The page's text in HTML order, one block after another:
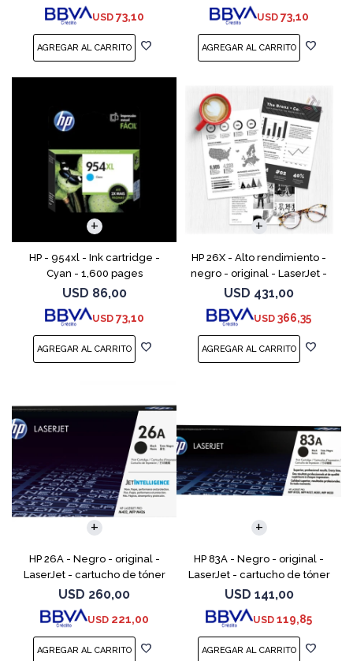
USD 73,10 USD 73,10
HP - 954xl - Ink cartridge -
Cyan - 1,600 pages
USD 86,00
USD 73,10
HP 26X - Alto rendimiento -
negro - original - LaserJet -
cartucho de tóner (CF226X) -
para LaserJet Pro M402, MFP
M426
USD 431,00
USD 366,35
HP 26A - Negro - original -
LaserJet - cartucho de tóner
(CF226A) - para LaserJet Pro
M402, MFP M426
USD 260,00
USD 221,00
HP 83A - Negro - original -
LaserJet - cartucho de tóner
(CF283A) - para LaserJet Pro
M201, M202, MFP M125, MFP
M127, MFP M225
USD 141,00
USD 119,85